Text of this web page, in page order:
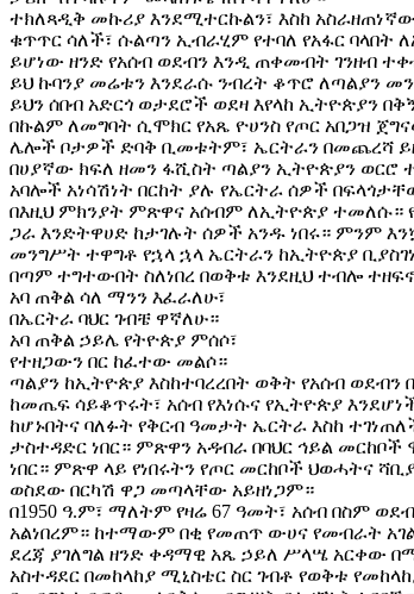
ተክለጻዲቅ መኩሪያ እንደሚተርኩልን፣ እስከ
ቁጥጥር ሳለች፣ ሱልጣን ኢብራሂም የተባለ የአፋር ባላበት
ይሆነው ዘንድ የአሰብ ወደብን እንዲ ጠቀመብት ገንዘብ
ይህ ኩባንያ መሬቱን እንደራሱ ንብረት ቆጥሮ ለጣልያን
ይህን ሰበብ አድርጎ ወታደሮች ወደዛ እየላከ ኢትዮጵያን
በኩልም ለመግባት ሲሞክር የአጼ ዮሀንስ የጦር አበጋዝ
ሌሎች ቦታዎች ድባቅ ቢመቱትም፣ ኤርትራን በመጨረሻ
በሀያኛው ክፍለ ዘመን ፋሺስት ጣልያን ኢትዮጵያን ወርሮ
አባሎች አነሳሽነት በርከት ያሉ የኤርትራ ሰዎች
በእዚህ ምክንያት ምጽዋና አሰብም ለኢትዮጵያ ተመለሱ።
ጋራ እንድትዋሀድ ከታገሉት ሰዎች አንዱ ነበሩ። ምንም
መንግሥት ተዋግቶ የኋላ ኋላ ኤርትራን ከኢትዮጵያ
በጣም ተግተውበት ስለነበረ በወቅቱ እንደዚህ ተብሎ
አባ ጠቅል ሳለ ማንን እፈራለሁ፣
በኤርትራ ባህር ገብቼ ዋኛለሁ።
አባ ጠቅል ኃይሌ የትዮጵያ ምሰሶ፣
የተዘጋውን በር ከፈተው መልሶ።
ጣልያን ከኢትዮጵያ እስከተባረረበት ወቅት የአሰብ
ከመጤፍ ሳይቆጥሩት፣ አሰብ የእነሱና የኢትዮጵያ
ከሆኑበትና ባለፉት የቅርብ ዓመታት ኤርትራ እስከ
ታስተዳድር ነበር። ምጽዋን አዳብራ በባህር ኅይል
ነበር። ምጽዋ ላይ የነበሩትን የጦር መርከቦች ህወሓትና
ወስደው በርካሽ ዋጋ መጣላቸው አይዘነጋም።
በ1950 ዓ.ም፣ ማለትም የዛሬ 67 ዓመት፣ አሰብ በስም
አልነበረም። ከተማውም በቂ የመጠጥ ውሀና የመብራት
ደረጃ ያገለግል ዘንድ ቀዳማዊ አጼ ኃይለ ሥላሤ አርቀው
አስተዳደር በመከላከያ ሚኒስቴር ስር ገብቶ የወቅቱ